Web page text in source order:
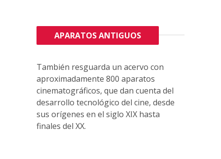
APARATOS ANTIGUOS
También resguarda un acervo con
aproximadamente 800 aparatos
cinematográficos, que dan cuenta del
desarrollo tecnológico del cine, desde
sus orígenes en el siglo XIX hasta
finales del XX.